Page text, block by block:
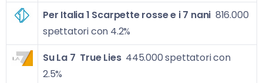
Per Italia 1 Scarpette rosse e i 7 nani 816.000
spettatori con 4.2%
Su La 7 True Lies445.000 spettatori con
2.5%